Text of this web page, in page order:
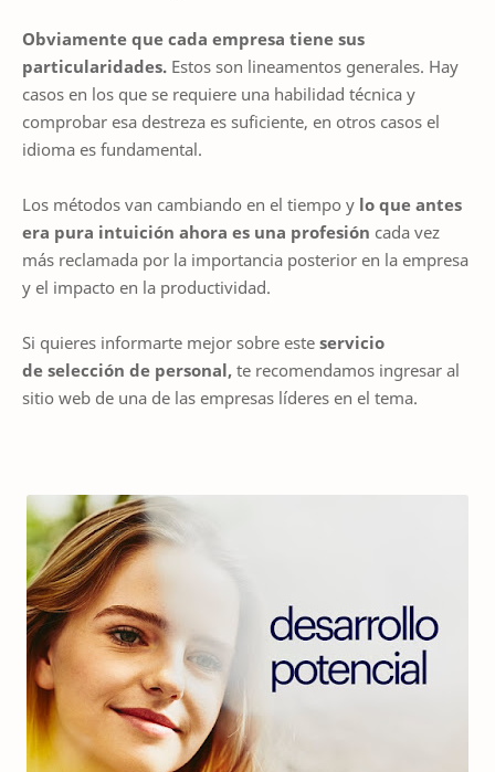
Obviamente que cada empresa tiene sus
particularidades. Estos son lineamentos generales. Hay
casos en los que se requiere una habilidad técnica y
comprobar esa destreza es suficiente, en otros casos el
idioma es fundamental.
Los métodos van cambiando en el tiempo y lo que antes
era pura intuición ahora es una profesión cada vez
más reclamada por la importancia posterior en la empresa
y el impacto en la productividad.
Si quieres informarte mejor sobre este servicio
de selección de personal, te recomendamos ingresar al
sitio web de una de las empresas líderes en el tema.